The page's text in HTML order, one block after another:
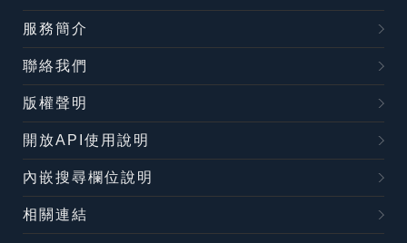
服務簡介
聯絡我們
版權聲明
開放API使用說明
內嵌搜尋欄位說明
相關連結